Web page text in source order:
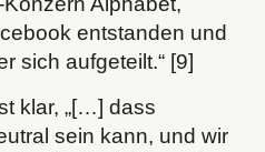
entstanden und
sich aufgeteilt.“ [9]
klar, „[…] dass
sein kann, und wir